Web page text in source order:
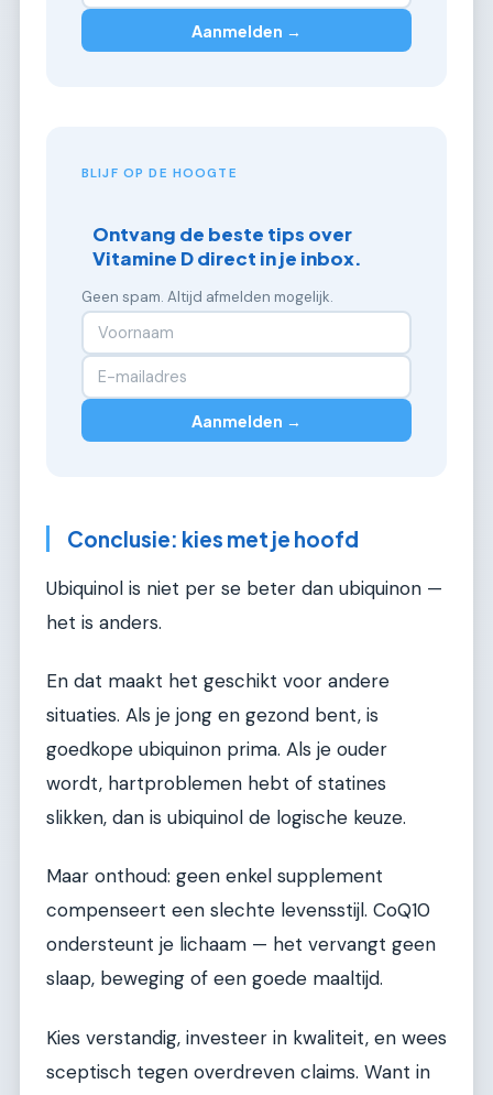
Aanmelden →
BLIJF OP DE HOOGTE
Ontvang de beste tips over
Vitamine D direct in je inbox.
Geen spam. Altijd afmelden mogelijk.
Aanmelden →
Conclusie: kies met je hoofd
Ubiquinol is niet per se beter dan ubiquinon —
het is anders.
En dat maakt het geschikt voor andere
situaties. Als je jong en gezond bent, is
goedkope ubiquinon prima. Als je ouder
wordt, hartproblemen hebt of statines
slikken, dan is ubiquinol de logische keuze.
Maar onthoud: geen enkel supplement
compenseert een slechte levensstijl. CoQ10
ondersteunt je lichaam — het vervangt geen
slaap, beweging of een goede maaltijd.
Kies verstandig, investeer in kwaliteit, en wees
sceptisch tegen overdreven claims. Want in